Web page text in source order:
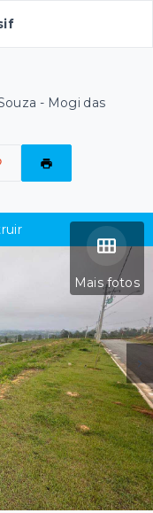
- Mogi das
Mais fotos